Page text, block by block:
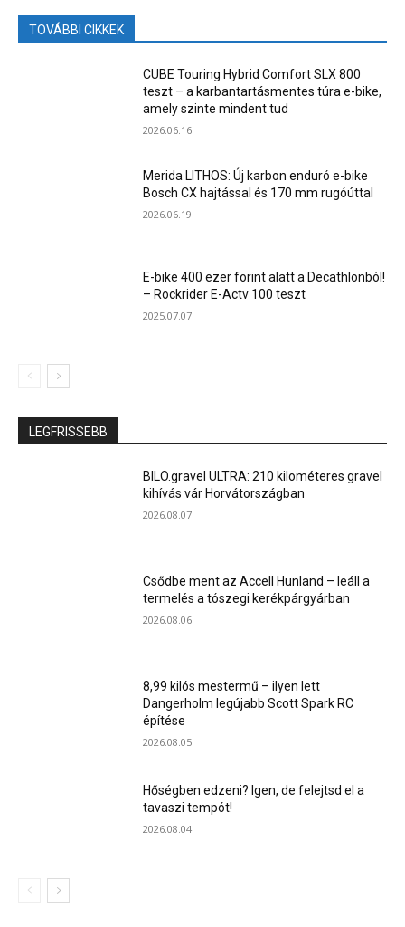
TOVÁBBI CIKKEK
CUBE Touring Hybrid Comfort SLX 800
teszt – a karbantartásmentes túra e-bike,
amely szinte mindent tud
2026.06.16.
Merida LITHOS: Új karbon enduró e-bike
Bosch CX hajtással és 170 mm rugóúttal
2026.06.19.
E-bike 400 ezer forint alatt a Decathlonból!
– Rockrider E-Actv 100 teszt
2025.07.07.
LEGFRISSEBB
BILO.gravel ULTRA: 210 kilométeres gravel
kihívás vár Horvátországban
2026.08.07.
Csődbe ment az Accell Hunland – leáll a
termelés a tószegi kerékpárgyárban
2026.08.06.
8,99 kilós mestermű – ilyen lett
Dangerholm legújabb Scott Spark RC
építése
2026.08.05.
Hőségben edzeni? Igen, de felejtsd el a
tavaszi tempót!
2026.08.04.